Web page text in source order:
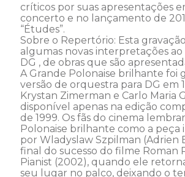
críticos por suas apresentações
concerto e no lançamento de
“Études”.
Sobre o Repertório: Esta
algumas novas interpretações
DG , de obras que são
A Grande Polonaise brilhante foi
versão de orquestra para DG em
Krystan Zimerman e Carlo Maria
disponível apenas na edição
de 1999. Os fãs do cinema
Polonaise brilhante como a
por Wladyslaw Szpilman (Adrien
final do sucesso do filme Roman
Pianist (2002), quando ele
seu lugar no palco, deixando o